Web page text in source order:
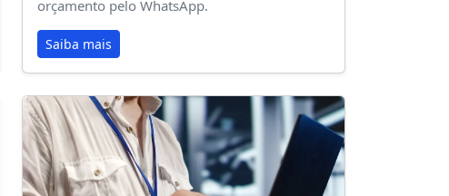
orçamento pelo WhatsApp.
Saiba mais